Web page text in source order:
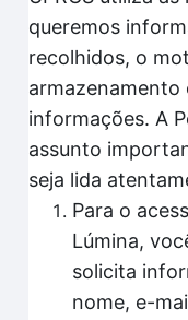
queremos
recolhidos, o
armazenamento
informações. A
assunto
seja lida
Para o
Lúmina,
solicita
nome, e-